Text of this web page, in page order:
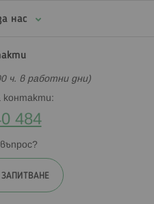
нас
ч. в работни дни)
контакти:
484
ЗАПИТВАНЕ